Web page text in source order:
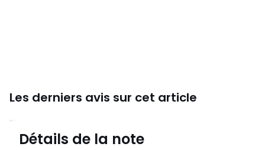
Les derniers avis sur cet article
4,8
Détails de la note